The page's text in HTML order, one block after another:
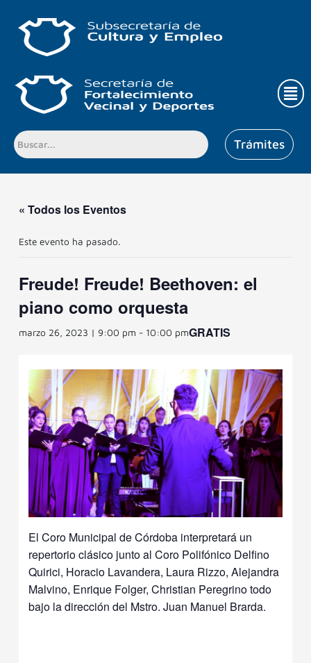
contenido
Trámites
« Todos los Eventos
Este evento ha pasado.
Freude! Freude! Beethoven: el
piano como orquesta
marzo 26, 2023 | 9:00 pm - 10:00 pmGRATIS
El Coro Municipal de Córdoba interpretará un
repertorio clásico junto al Coro Polifónico Delfino
Quirici, Horacio Lavandera, Laura Rizzo, Alejandra
Malvino, Enrique Folger, Christian Peregrino todo
bajo la dirección del Mstro. Juan Manuel Brarda.